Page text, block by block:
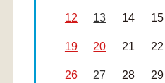
12 13 14 15
19 20 21 22
26 27 28 29